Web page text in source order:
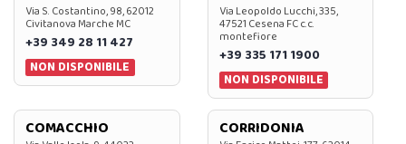
Via S. Costantino, 98, 62012
Civitanova Marche MC
+39 349 28 11 427
NON DISPONIBILE
Via Leopoldo Lucchi, 335,
47521 Cesena FC c.c.
montefiore
+39 335 171 1900
NON DISPONIBILE
COMACCHIO CORRIDONIA